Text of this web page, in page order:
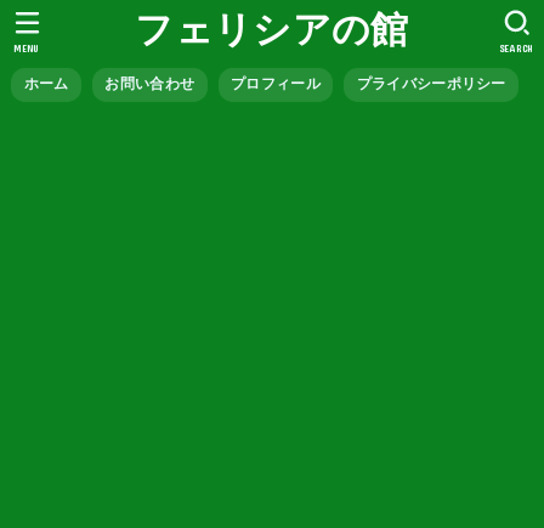
フェリシアの館
ホーム お問い合わせ プロフィール プライバシーポリシー
SEARCH
MENU